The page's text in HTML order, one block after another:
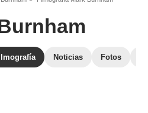
Noticias Fotos